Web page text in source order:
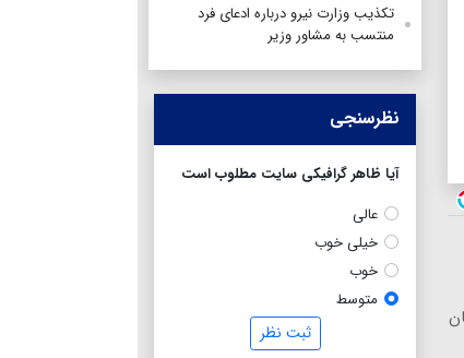
تکذیب وزارت نیرو درباره ادعای فرد
منتسب به مشاور وزیر
نظرسنجی
آیا ظاهر گرافیکی سایت مطلوب است
عالی
خیلی خوب
خوب
متوسط
ثبت نظر